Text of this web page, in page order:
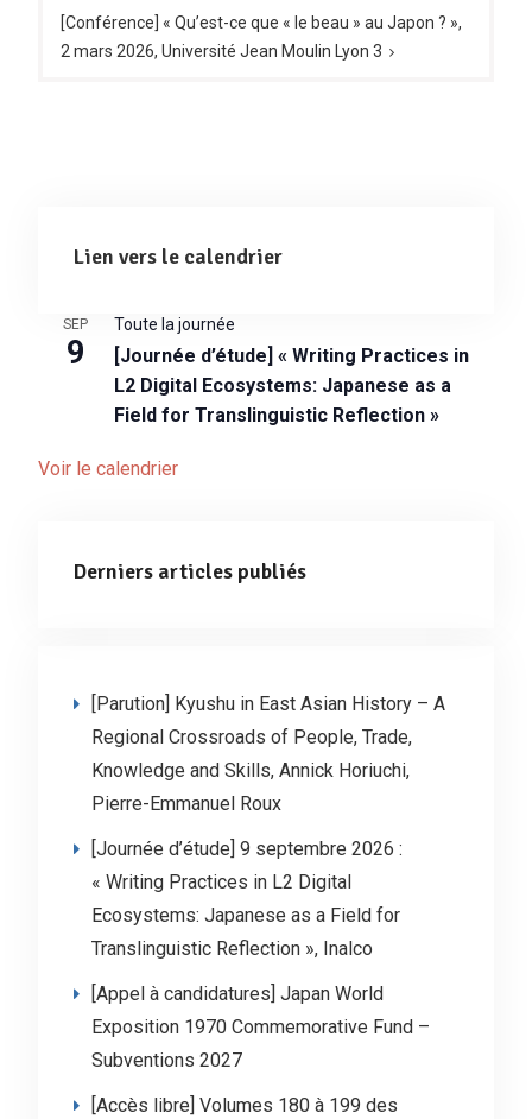
[Conférence] « Qu’est-ce que « le beau » au Japon ? »,
2 mars 2026, Université Jean Moulin Lyon 3
Lien vers le calendrier
SEP
9
Toute la journée
[Journée d’étude] « Writing Practices in
L2 Digital Ecosystems: Japanese as a
Field for Translinguistic Reflection »
Voir le calendrier
Derniers articles publiés
[Parution] Kyushu in East Asian History – A
Regional Crossroads of People, Trade,
Knowledge and Skills, Annick Horiuchi,
Pierre-Emmanuel Roux
[Journée d’étude] 9 septembre 2026 :
« Writing Practices in L2 Digital
Ecosystems: Japanese as a Field for
Translinguistic Reflection », Inalco
[Appel à candidatures] Japan World
Exposition 1970 Commemorative Fund –
Subventions 2027
[Accès libre] Volumes 180 à 199 des